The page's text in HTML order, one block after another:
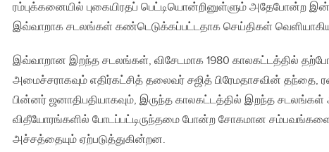
ரம்புக்கனையில் புகையிரதப் பெட்டியொன்றினுள்ளும் அதேபோன்ற
இவ்வாறாக சடலங்கள் கண்டெடுக்கப்பட்டதாக செய்திகள்
இவ்வாறான இறந்த சடலங்கள், விசேடமாக 1980 காலகட்டத்தில்
அமைச்சராகவும் எதிர்கட்சித் தலைவர் சஜித் பிரேமதாசவின் தந்தை,
பின்னர் ஜனாதிபதியாகவும், இருந்த காலகட்டத்தில் இறந்த சடலங்கள்
விதீயோரங்களில் போடப்பட்டிருந்தமை போன்ற சோகமான சம்பவங்களை
அச்சத்தையும் ஏற்படுத்துகின்றன.